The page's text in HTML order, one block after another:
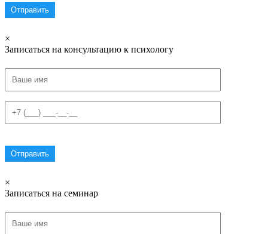
×
Записаться на консультацию к психологу
×
Записаться на семинар